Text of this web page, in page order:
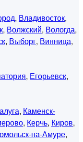
, Владивосток,
, Волжский, Вологда,
, Выборг, Винница,
, Егорьевск,
, Каменск-
, Керчь, Киров,
на-Амуре,